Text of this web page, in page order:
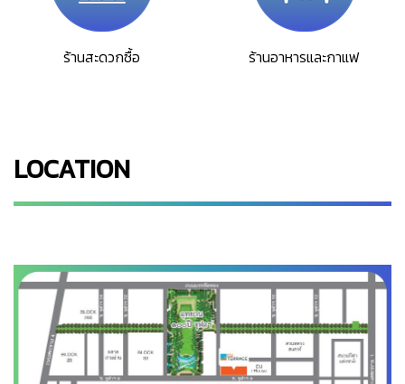
ร้านสะดวกซื้อ ร้านอาหารและกาแฟ
LOCATION